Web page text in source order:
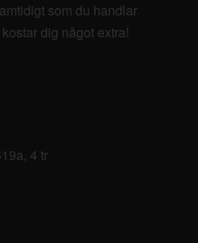
som du handlar
dig något extra!
4 tr